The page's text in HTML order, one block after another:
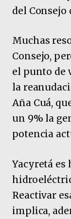
del
Muchas
Consejo,
el punto de
la
Aña Cuá,
un 9% la
potencia
Yacyretá es
Reactivar
implica,